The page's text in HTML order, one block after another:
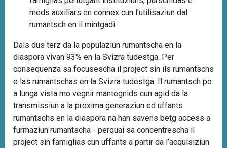
meds auxiliars en connex cun l’utilisaziun dal
rumantsch en il mintgadi.
Dals dus terz da la populaziun rumantscha en la
diaspora vivan 93% en la Svizra tudestga. Per
consequenza sa focusescha il project sin ils rumantschs
e las rumantschas en la Svizra tudestga. Il rumantsch po
a lunga vista mo vegnir mantegnids cun agid da la
transmissiun a la proxima generaziun ed uffants
rumantschs en la diaspora na han savens betg access a
furmaziun rumantscha - perquai sa concentrescha il
project sin famiglias cun uffants a partir da l’acquisiziun